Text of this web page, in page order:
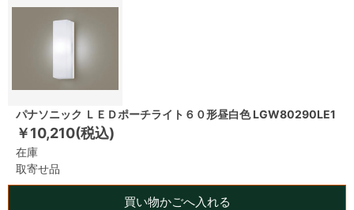
パナソニック ＬＥＤポーチライト６０形昼白色 LGW80290LE1
￥10,210(税込)
在庫
取寄せ品
買い物かごへ入れる